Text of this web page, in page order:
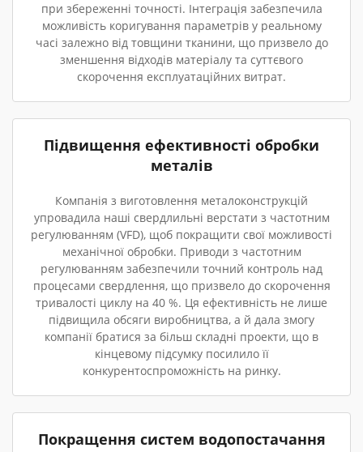
при збереженні точності. Інтеграція забезпечила
можливість коригування параметрів у реальному
часі залежно від товщини тканини, що призвело до
зменшення відходів матеріалу та суттєвого
скорочення експлуатаційних витрат.
Підвищення ефективності обробки
металів
Компанія з виготовлення металоконструкцій
упровадила наші свердлильні верстати з частотним
регулюванням (VFD), щоб покращити свої можливості
механічної обробки. Приводи з частотним
регулюванням забезпечили точний контроль над
процесами свердлення, що призвело до скорочення
тривалості циклу на 40 %. Ця ефективність не лише
підвищила обсяги виробництва, а й дала змогу
компанії братися за більш складні проекти, що в
кінцевому підсумку посилило її
конкурентоспроможність на ринку.
Покращення систем водопостачання